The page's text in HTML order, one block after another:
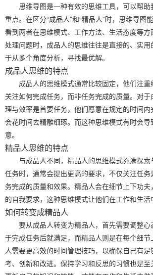
思维导图是一种有效的思维工具，可以帮
重点。在区分“成品人”和“精品人”时，思维导图
看到两者在思维模式、工作方法、生活态度等
处理问题时，成品人的思维往往是直接的、实
于从多个角度分析，寻找最优解。
成品人思维的特点
成品人的思维模式通常比较固定，他们注
关注如何完成任务，而非任务完成的质量。对
理与效率是首要任务，他们愿意在规定的时间
会花时间去精雕细琢。而这种思维模式有时会
意。
精品人思维的特点
与成品人不同，精品人的思维模式充满探
任务时，通常会提出更高的要求，不仅关注任
务完成的质量和效果。精品人会在细节上下功
的自我要求，这种思维模式让他们在工作和生活
如何转变成精品人
要从成品人转变为精品人，首先需要调整
于完成任务后就满足，而精品人则是在每个细
人需要更高效的时间管理技巧，以确保自己有
考、创新和改进。保持学习和反思的习惯也是